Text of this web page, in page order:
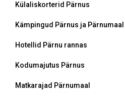
Külaliskorterid Pärnus
Kämpingud Pärnus ja Pärnumaal
Hotellid Pärnu rannas
Kodumajutus Pärnus
Matkarajad Pärnumaal